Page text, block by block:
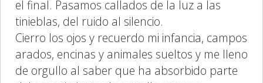
el final. Pasamos callados de la luz a las
tinieblas, del ruido al silencio.
Cierro los ojos y recuerdo mi infancia, campos
arados, encinas y animales sueltos y me lleno
de orgullo al saber que ha absorbido parte